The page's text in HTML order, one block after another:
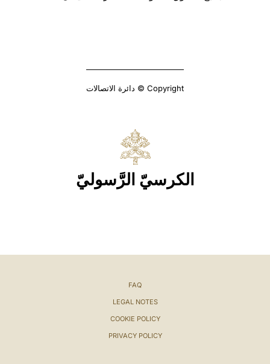
Copyright © دائرة الاتصالات
الكرسيّ الرَّسوليّ
FAQ
LEGAL NOTES
COOKIE POLICY
PRIVACY POLICY